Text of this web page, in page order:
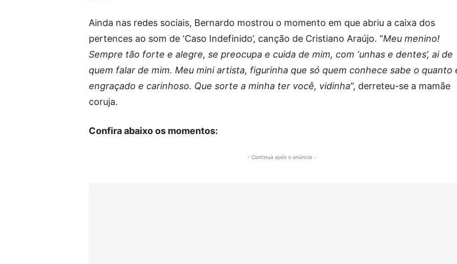
Ainda nas redes sociais, Bernardo mostrou o momento em que abriu a caixa dos
pertences ao som de ‘Caso Indefinido’, canção de Cristiano Araújo. “Meu menino!
Sempre tão forte e alegre, se preocupa e cuida de mim, com ‘unhas e dentes’, ai de
quem falar de mim. Meu mini artista, figurinha que só quem conhece sabe o quanto
engraçado e carinhoso. Que sorte a minha ter você, vidinha“, derreteu-se a mamãe
coruja.
Confira abaixo os momentos:
- Continua após o anúncio -